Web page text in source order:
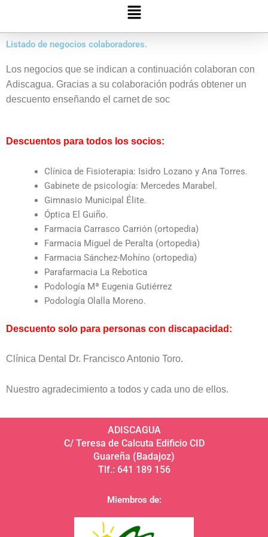
Menú
Listado de negocios colaboradores.
Los negocios que se indican a continuación colaboran con
Adiscagua. Gracias a su colaboración podrás obtener un
descuento enseñando el carnet de soc
Descuentos para todos los socios:
Clínica de Fisioterapia: Isidro Lozano y Ana Torres.
Gabinete de psicología: Mercedes Marabel.
Gimnasio Municipal Élite.
Óptica El Guiño.
Farmacia Carrasco Carrión (ortopedia)
Farmacia Miguel de Peralta (ortopedia)
Farmacia Sánchez-Mohíno (ortopedia)
Parafarmacia La Rebotica
Podología Mª Eugenia Gutiérrez
Podología Olalla Moreno.
Descuento solo para personas con discapacidad:
Clínica Dental Dr. Francisco Antonio Toro.
Nuestro agradecimiento a todos y cada uno de ellos.
ADISCAGUA
C/ Teresa de Calcuta Edificio CID
Guareña (Badajoz)
Tlf.: 641 189 156
Miembros de: